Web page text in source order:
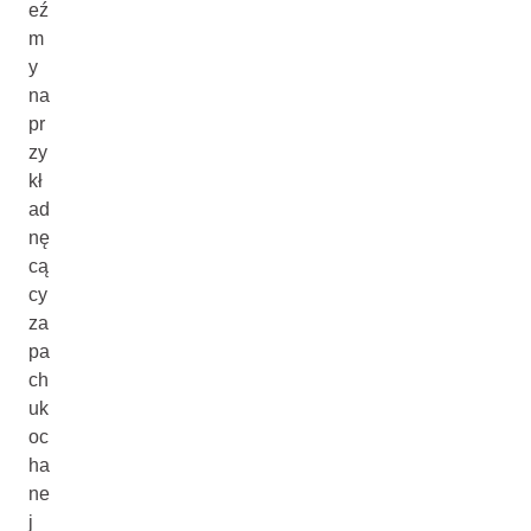
eź
m
y
na
pr
zy
kł
ad
nę
cą
cy
za
pa
ch
uk
oc
ha
ne
j